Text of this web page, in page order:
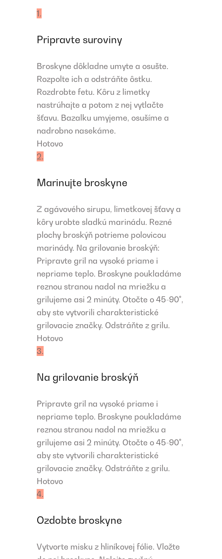
1.
Pripravte suroviny
Broskyne dôkladne umyte a osušte.
Rozpolte ich a odstráňte ôstku.
Rozdrobte fetu. Kôru z limetky
nastrúhajte a potom z nej vytlačte
šťavu. Bazalku umyjeme, osušíme a
nadrobno nasekáme.
Hotovo
2.
Marinujte broskyne
Z agávového sirupu, limetkovej šťavy a
kôry urobte sladkú marinádu. Rezné
plochy broskýň potrieme polovicou
marinády. Na grilovanie broskýň:
Pripravte gril na vysoké priame i
nepriame teplo. Broskyne poukladáme
reznou stranou nadol na mriežku a
grilujeme asi 2 minúty. Otočte o 45-90°,
aby ste vytvorili charakteristické
grilovacie značky. Odstráňte z grilu.
Hotovo
3.
Na grilovanie broskýň
Pripravte gril na vysoké priame i
nepriame teplo. Broskyne poukladáme
reznou stranou nadol na mriežku a
grilujeme asi 2 minúty. Otočte o 45-90°,
aby ste vytvorili charakteristické
grilovacie značky. Odstráňte z grilu.
Hotovo
4.
Ozdobte broskyne
Vytvorte misku z hliníkovej fólie. Vložte